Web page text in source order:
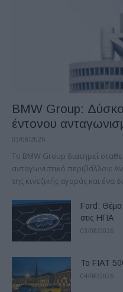
BMW Group:
έντονου
03/08/2026
Το BMW Group διατηρεί
ανταγωνιστικό περιβάλλον:
της κινεζικής αγοράς και ένα
Ford: Θέμα
στις ΗΠΑ
03/08/2026
Το FIAT
04/08/2026